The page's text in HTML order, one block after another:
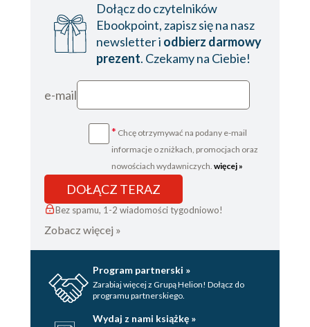
Dołącz do czytelników
Ebookpoint, zapisz się na nasz
newsletter i odbierz darmowy
prezent. Czekamy na Ciebie!
e-mail
* Chcę otrzymywać na podany e-mail
informacje o zniżkach, promocjach oraz
nowościach wydawniczych. więcej »
DOŁĄCZ TERAZ
Bez spamu, 1-2 wiadomości tygodniowo!
Zobacz więcej »
Program partnerski »
Zarabiaj więcej z Grupą Helion! Dołącz do
programu partnerskiego.
Wydaj z nami książkę »